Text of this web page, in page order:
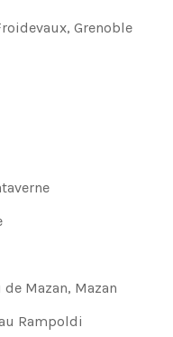
Grenoble
Mazan, Mazan
Rampoldi